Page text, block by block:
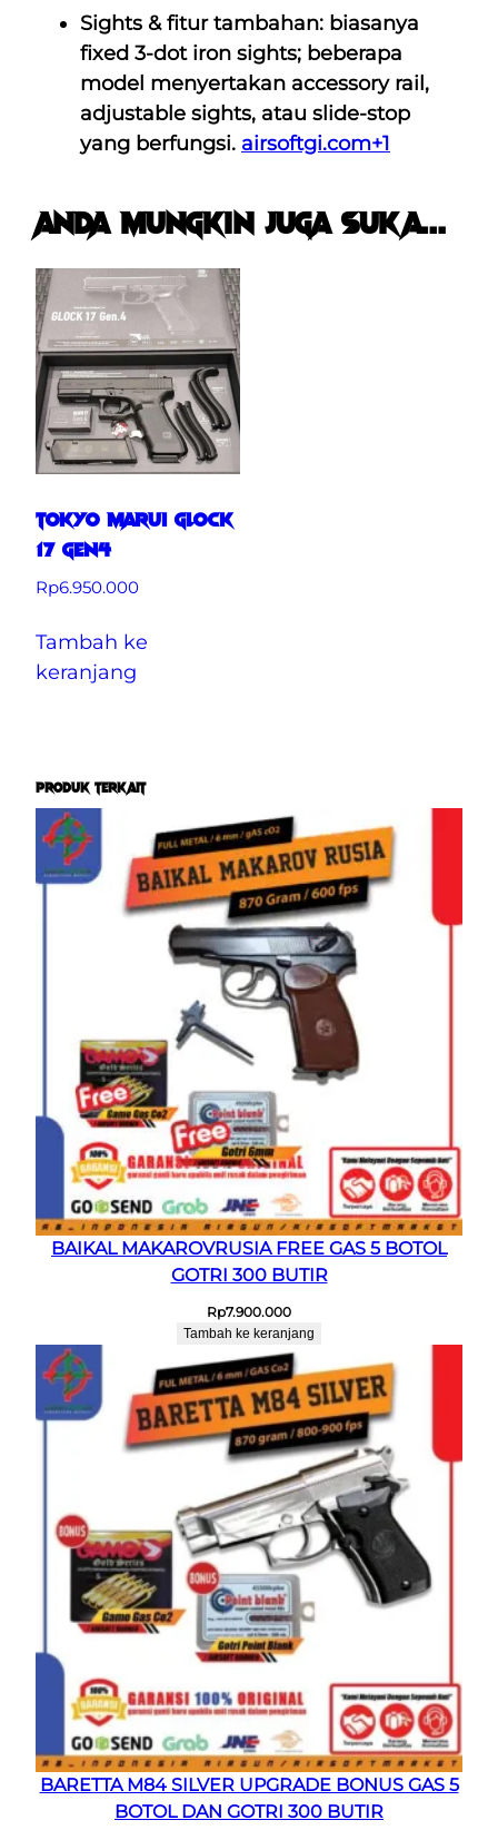
Sights & fitur tambahan: biasanya
fixed 3-dot iron sights; beberapa
model menyertakan accessory rail,
adjustable sights, atau slide-stop
yang berfungsi. airsoftgi.com+1
ANDA MUNGKIN JUGA SUKA…
TOKYO MARUI GLOCK
17 GEN4
Rp6.950.000
Tambah ke
keranjang
PRODUK TERKAIT
BAIKAL MAKAROVRUSIA FREE GAS 5 BOTOL
GOTRI 300 BUTIR
Rp7.900.000
Tambah ke keranjang
BARETTA M84 SILVER UPGRADE BONUS GAS 5
BOTOL DAN GOTRI 300 BUTIR